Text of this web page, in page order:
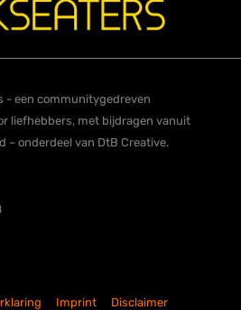
een communitygedreven
liefhebbers, met bijdragen vanuit
– onderdeel van DtB Creative.
Imprint Disclaimer